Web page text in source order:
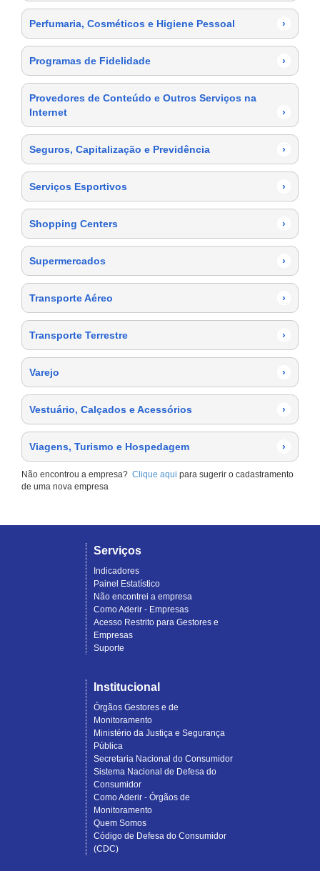
Perfumaria, Cosméticos e Higiene Pessoal ›
Programas de Fidelidade ›
Provedores de Conteúdo e Outros Serviços na
Internet
›
Seguros, Capitalização e Previdência ›
Serviços Esportivos ›
Shopping Centers ›
Supermercados ›
Transporte Aéreo ›
Transporte Terrestre ›
Varejo ›
Vestuário, Calçados e Acessórios ›
Viagens, Turismo e Hospedagem ›
Não encontrou a empresa? Clique aqui para sugerir o cadastramento
de uma nova empresa
Serviços
Indicadores
Painel Estatístico
Não encontrei a empresa
Como Aderir - Empresas
Acesso Restrito para Gestores e
Empresas
Suporte
Institucional
Órgãos Gestores e de
Monitoramento
Ministério da Justiça e Segurança
Pública
Secretaria Nacional do Consumidor
Sistema Nacional de Defesa do
Consumidor
Como Aderir - Órgãos de
Monitoramento
Quem Somos
Código de Defesa do Consumidor
(CDC)